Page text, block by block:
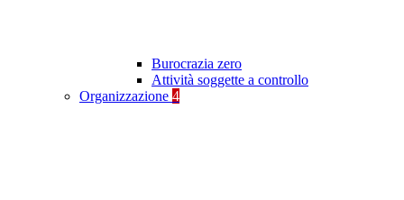
Burocrazia zero
Attività soggette a controllo
Organizzazione 4